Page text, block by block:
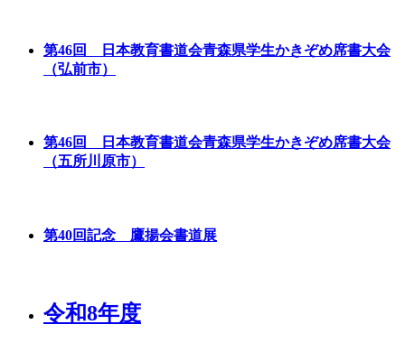
第46回 日本教育書道会青森県学生かきぞめ席書大会
（弘前市）
第46回 日本教育書道会青森県学生かきぞめ席書大会
（五所川原市）
第40回記念 鷹揚会書道展
令和8年度